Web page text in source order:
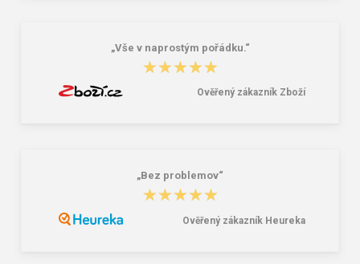
„Vše v naprostým pořádku.“
★★★★★
★★★★★
Ověřený zákazník Zboží
„Bez problemov“
★★★★★
★★★★★
Ověřený zákazník Heureka